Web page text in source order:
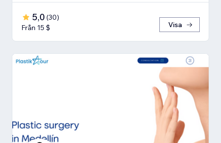
5,0 (30)
Från 15 $
Visa